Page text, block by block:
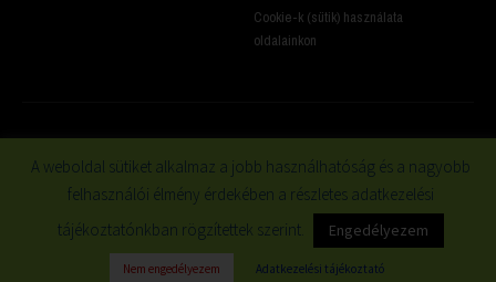
Cookie-k (sütik) használata
oldalainkon
© 2019 Minden jog fenntartva
A weboldal sütiket alkalmaz a jobb használhatóság és a nagyobb
felhasználói élmény érdekében a részletes adatkezelési
tájékoztatónkban rögzítettek szerint.
Engedélyezem
Nem engedélyezem Adatkezelési tájékoztató